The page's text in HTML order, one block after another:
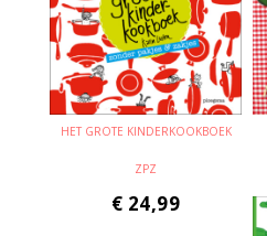
HET GROTE KINDERKOOKBOEK
ZPZ
€ 24,99